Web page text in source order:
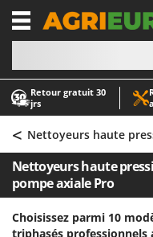
Retour gratuit 30
jrs
-1
A
Abris de jardin
Accessoires pour
Aérateurs
Arracheuses de
Aspirateurs à
A
AgriEuro Premium
AgriEuro TOP-LINE
AGT
Airmec
< Nettoyeurs haute
Nettoyeurs haute
pompe axiale Pro
Choisissez parmi 10
triphasés professionnels